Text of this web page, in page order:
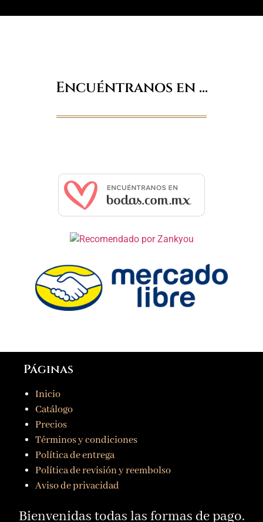
Encuéntranos en ...
Páginas
Inicio
Catálogo
Precios
Términos y condiciones
Política de entrega
Política de revisión y reembolso
Aviso de privacidad
Bienvenidas todas las formas de pago.